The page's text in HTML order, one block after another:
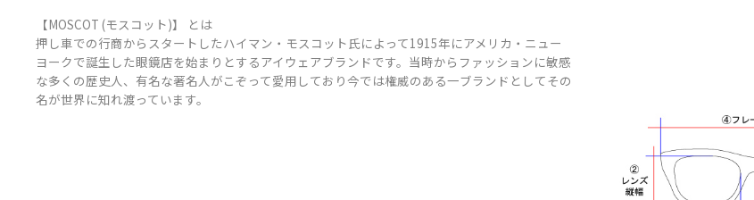
【MOSCOT (モスコット)】 とは
押し車での行商からスタートしたハイマン・モスコット氏によって1915年にアメリカ・ニュー
ヨークで誕生した眼鏡店を始まりとするアイウェアブランドです。当時からファッションに敏感
な多くの歴史人、有名な著名人がこぞって愛用しており今では権威のある一ブランドとしてその
名が世界に知れ渡っています。